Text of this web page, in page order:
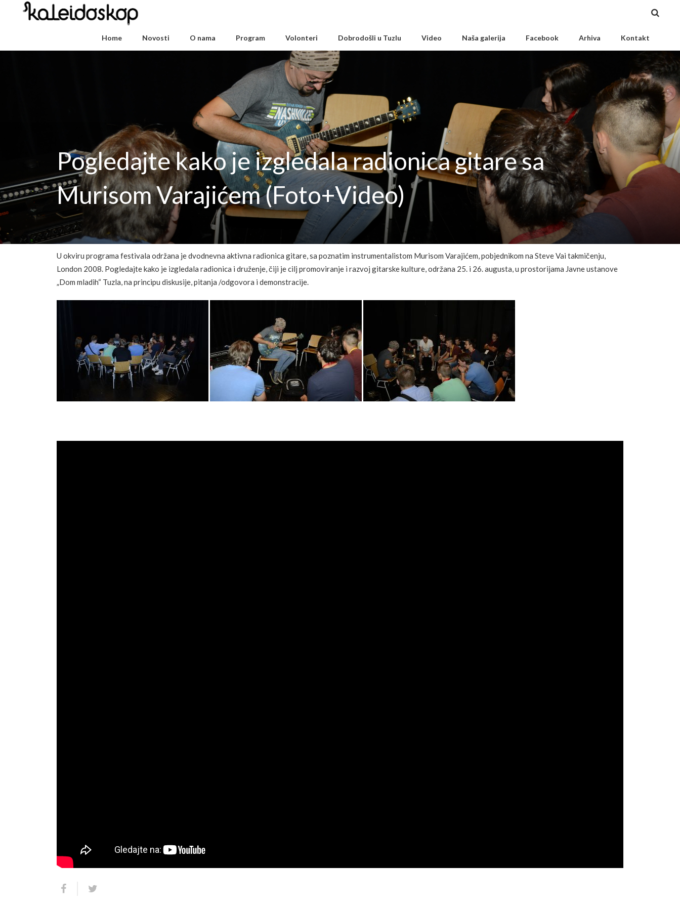
Home Novosti O nama Program Volonteri Dobrodošli u Tuzlu Video Naša galerija Facebook Arhiva Kontakt
Pogledajte kako je izgledala radionica gitare sa
Murisom Varajićem (Foto+Video)
U okviru programa festivala održana je dvodnevna aktivna radionica gitare, sa poznatim instrumentalistom Murisom Varajićem, pobjednikom na Steve Vai takmičenju,
London 2008. Pogledajte kako je izgledala radionica i druženje, čiji je cilj promoviranje i razvoj gitarske kulture, održana 25. i 26. augusta, u prostorijama Javne ustanove
„Dom mladih“ Tuzla, na principu diskusije, pitanja /odgovora i demonstracije.